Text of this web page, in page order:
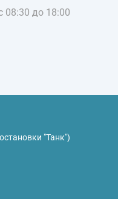
08:30 до 18:00
"Танк")